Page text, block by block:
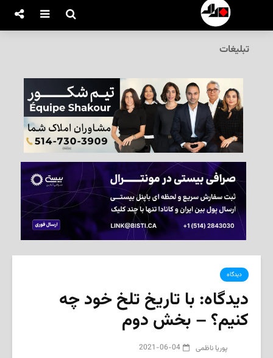
تبلیغات
دیدگاه
دیدگاه: با تاریخ تلخ خود چه
کنیم؟ – بخش دوم
پوریا ناظمی 2021-06-04